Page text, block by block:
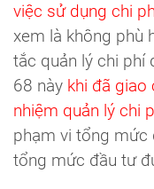
việc sử dụng chi
xem là không phù
tắc quản lý chi phí
68 này khi đã giao
nhiệm quản lý chi
phạm vi tổng mức
tổng mức đầu tư